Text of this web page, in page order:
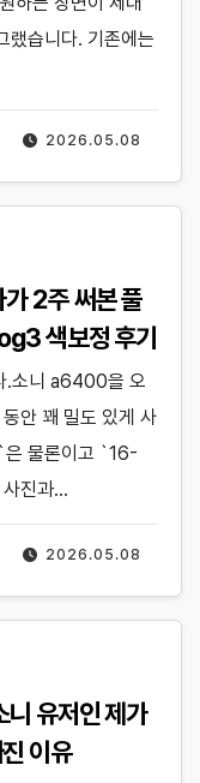
2026.05.08
랬습니다. 기존에는
2주 써본 풀
색보정 후기
2026.05.08
.소니 a6400을 오
안 꽤 밀도 있게 사
물론이고 `16-
진과…
유저인 제가
이유